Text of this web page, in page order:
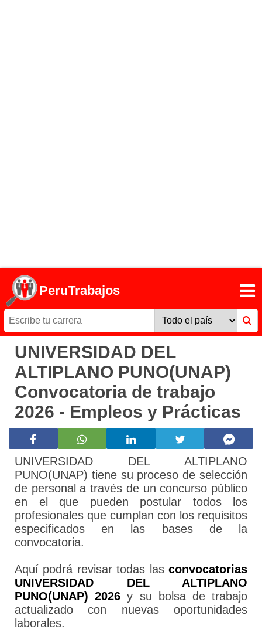
PeruTrabajos
UNIVERSIDAD DEL
ALTIPLANO PUNO(UNAP)
Convocatoria de trabajo
2026 - Empleos y Prácticas
UNIVERSIDAD DEL ALTIPLANO
PUNO(UNAP) tiene su proceso de selección
de personal a través de un concurso público
en el que pueden postular todos los
profesionales que cumplan con los requisitos
especificados en las bases de la
convocatoria.
Aquí podrá revisar todas las convocatorias
UNIVERSIDAD DEL ALTIPLANO
PUNO(UNAP) 2026 y su bolsa de trabajo
actualizado con nuevas oportunidades
laborales.